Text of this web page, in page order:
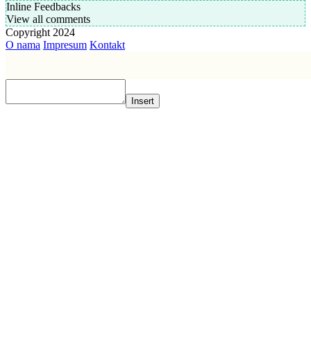
Inline Feedbacks
View all comments
Copyright 2024
O nama Impresum Kontakt
Insert